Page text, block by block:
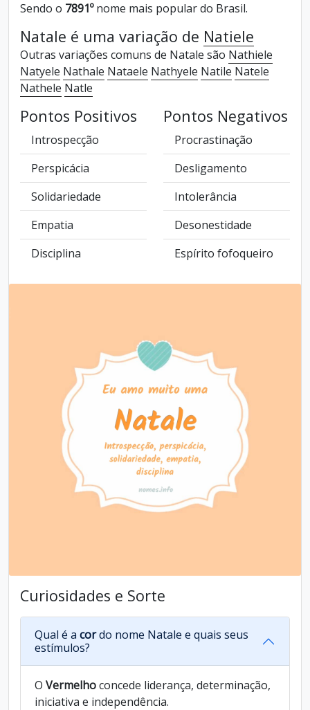
Sendo o 7891ºnome mais popular do Brasil.
Natale é uma variação de Natiele
Outras variações comuns de Natale são Nathiele
Natyele Nathale Nataele Nathyele Natile Natele
Nathele Natle
Pontos Positivos
Introspecção
Perspicácia
Solidariedade
Empatia
Disciplina
Pontos Negativos
Procrastinação
Desligamento
Intolerância
Desonestidade
Espírito fofoqueiro
Curiosidades e Sorte
Qual é a cordo nome Natale e quais seus
estímulos?
O Vermelhoconcede liderança, determinação,
iniciativa e independência.